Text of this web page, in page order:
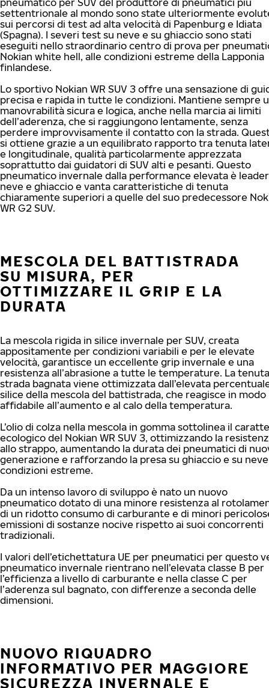
pneumatico per SUV del produttore di pneumatici più
settentrionale al mondo sono state ulteriormente
sui percorsi di test ad alta velocità di Papenburg e Idiata
(Spagna). I severi test su neve e su ghiaccio sono stati
eseguiti nello straordinario centro di prova per
Nokian white hell, alle condizioni estreme della Lapponia
finlandese.
Lo sportivo Nokian WR SUV 3 offre una sensazione di
precisa e rapida in tutte le condizioni. Mantiene sempre
manovrabilità sicura e logica, anche nella marcia ai limiti
dell’aderenza, che si raggiungono lentamente, senza
perdere improvvisamente il contatto con la strada.
si ottiene grazie a un equilibrato rapporto tra tenuta
e longitudinale, qualità particolarmente apprezzata
soprattutto dai guidatori di SUV alti e pesanti. Questo
pneumatico invernale dalla performance elevata è
neve e ghiaccio e vanta caratteristiche di tenuta
chiaramente superiori a quelle del suo predecessore
WR G2 SUV.
MESCOLA DEL BATTISTRADA
SU MISURA, PER
OTTIMIZZARE IL GRIP E LA
DURATA
La mescola rigida in silice invernale per SUV, creata
appositamente per condizioni variabili e per le elevate
velocità, garantisce un eccellente grip invernale e una
resistenza all’abrasione a tutte le temperature. La
strada bagnata viene ottimizzata dall’elevata
silice della mescola del battistrada, che reagisce in modo
affidabile all’aumento e al calo della temperatura.
L’olio di colza nella mescola in gomma sottolinea il
ecologico del Nokian WR SUV 3, ottimizzando la
allo strappo, aumentando la durata dei pneumatici di
generazione e rafforzando la presa su ghiaccio e su
condizioni estreme.
Da un intenso lavoro di sviluppo è nato un nuovo
pneumatico dotato di una minore resistenza al
di un ridotto consumo di carburante e di minori
emissioni di sostanze nocive rispetto ai suoi concorrenti
tradizionali.
I valori dell’etichettatura UE per pneumatici per questo
pneumatico invernale rientrano nell’elevata classe B per
l’efficienza a livello di carburante e nella classe C per
l’aderenza sul bagnato, con differenze a seconda delle
dimensioni.
NUOVO RIQUADRO
INFORMATIVO PER MAGGIORE
SICUREZZA INVERNALE E